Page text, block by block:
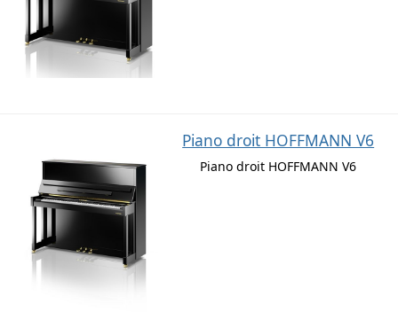
Piano droit HOFFMANN V6
Piano droit HOFFMANN V6